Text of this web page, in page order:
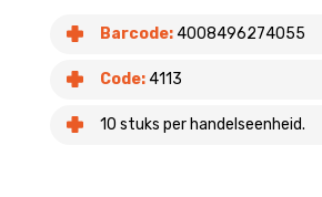
Barcode:4008496274055
Code:4113
10 stuks per handelseenheid.